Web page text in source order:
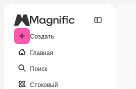
Создать
Главная
Поиск
Стоковый